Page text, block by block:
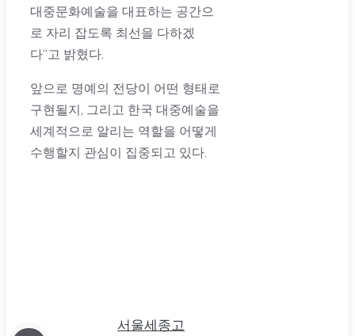
대중문화예술을 대표하는 공간으
로 자리 잡도록 최선을 다하겠
다”고 밝혔다.
앞으로 명예의 전당이 어떤 형태로
구현될지, 그리고 한국 대중예술을
세계적으로 알리는 역할을 어떻게
수행할지 관심이 집중되고 있다.
서울세종고